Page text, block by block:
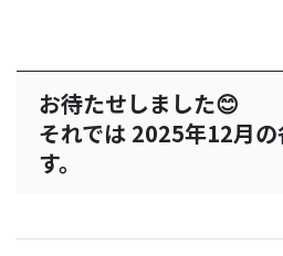
お待たせしました😊
それでは 2025年12月
す。